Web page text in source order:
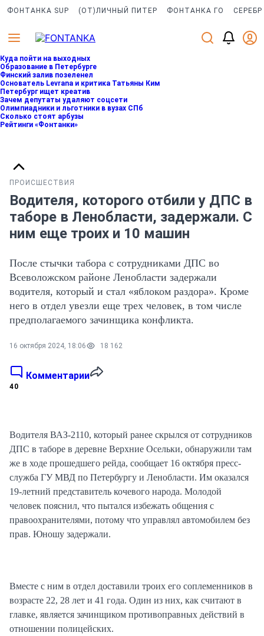
ФОНТАНКА SUP (ОТ)ЛИЧНЫЙ ПИТЕР ФОНТАНКА ГО
Куда пойти на выходных
Образование в Петербурге
Финский залив позеленел
Основатель Levrana и критика Татьяны Ким
Петербург ищет креатив
Зачем депутаты удаляют соцсети
Олимпиадники и льготники в вузах СПб
Сколько стоят арбузы
Рейтинги «Фонтанки»
ПРОИСШЕСТВИЯ
Водителя, которого отбили у ДПС в
таборе в Ленобласти, задержали. С
ним еще троих и 10 машин
После стычки табора с сотрудниками ДПС во
Всеволожском районе Ленобласти задержали
водителя, который и стал «яблоком раздора». Кроме
него в отдел увезли еще трех человек, в том числе
предполагаемого зачинщика конфликта.
16 октября 2024, 18:06 18 162
Комментарии
40
Водителя ВАЗ-2110, который ранее скрылся от сотрудников
ДПС в таборе в деревне Верхние Осельки, обнаружили там
же в ходе прошедшего рейда, сообщает 16 октября пресс-
служба ГУ МВД по Петербургу и Ленобласти. Им оказался
19-летний представитель кочевого народа. Молодой
человек пояснил, что пытался избежать общения с
правоохранителями, потому что управлял автомобилем без
прав. Юношу задержали.
Вместе с ним в отдел доставили троих его соплеменников в
возрасте 22, 28 лет и 41 года. Один из них, как считают в
главке, является зачинщиком противоправных действий в
отношении полицейских.